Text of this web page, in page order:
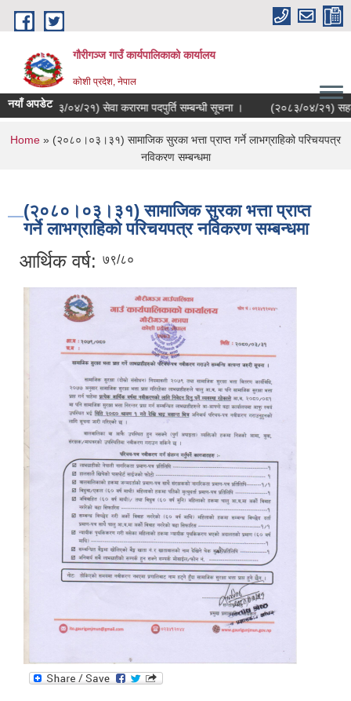
Skip to main content
गौरीगञ्‍ज गाउँ कार्यपालिकाको कार्यालय
कोशी प्रदेश, नेपाल
नयाँ अपडेट
(२०८३/०४/२१) सेवा करारमा पदपुर्ति सम्बन्धी सूचना । (२०८३/०४/२१)
You are here
Home » (२०८०।०३।३१) सामाजिक सुरका भत्ता प्राप्त गर्ने लाभग्राहिको परिचयपत्र
नविकरण सम्बन्धमा
(२०८०।०३।३१) सामाजिक सुरका भत्ता प्राप्त
गर्ने लाभग्राहिको परिचयपत्र नविकरण सम्बन्धमा
आर्थिक वर्ष: ७९/८०